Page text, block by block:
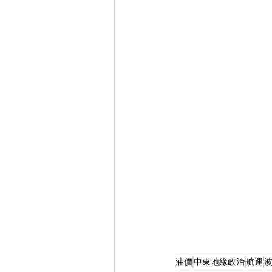
油價中東地緣政治航運